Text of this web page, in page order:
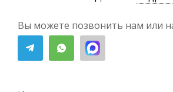
Вы можете позвонить нам или